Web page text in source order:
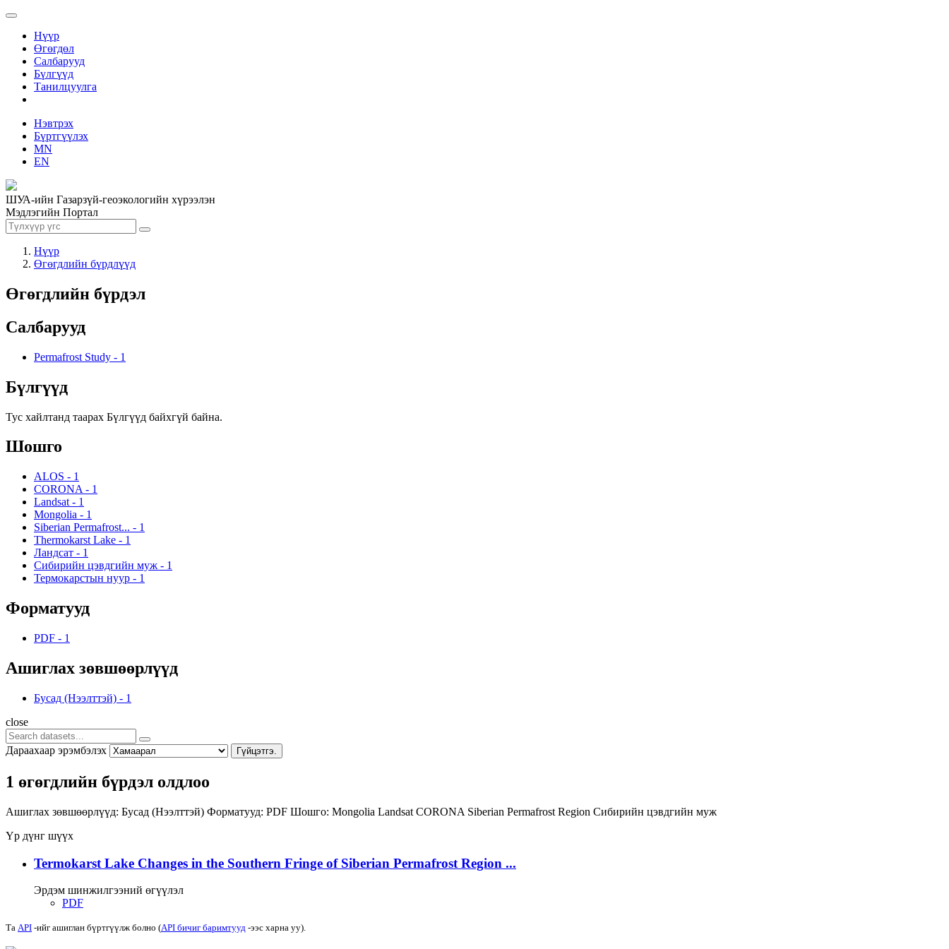
Нүүр
Өгөгдөл
Салбарууд
Бүлгүүд
Танилцуулга
Нэвтрэх
Бүртгүүлэх
MN
EN
ШУА-ийн Газарзүй-геоэкологийн хүрээлэн
Мэдлэгийн Портал
Нүүр
Өгөгдлийн бүрдлүүд
Өгөгдлийн бүрдэл
Салбарууд
Permafrost Study - 1
Бүлгүүд
Тус хайлтанд таарах Бүлгүүд байхгүй байна.
Шошго
ALOS - 1
CORONA - 1
Landsat - 1
Mongolia - 1
Siberian Permafrost... - 1
Thermokarst Lake - 1
Ландсат - 1
Сибирийн цэвдгийн муж - 1
Термокарстын нуур - 1
Форматууд
PDF - 1
Ашиглах зөвшөөрлүүд
Бусад (Нээлттэй) - 1
close
Дараахаар эрэмбэлэх Гүйцэтгэ.
1 өгөгдлийн бүрдэл олдлоо
Ашиглах зөвшөөрлүүд: Бусад (Нээлттэй) Форматууд: PDF Шошго: Mongolia Landsat CORONA Siberian Permafrost Region Сибирийн цэвдгийн муж
Үр дүнг шүүх
Termokarst Lake Changes in the Southern Fringe of Siberian Permafrost Region ...
Эрдэм шинжилгээний өгүүлэл
PDF
Та API -ийг ашиглан бүртгүүлж болно (API бичиг баримтууд -ээс харна уу).